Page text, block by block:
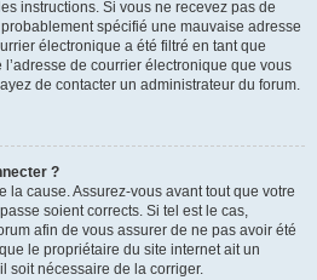
instructions. Si vous ne recevez pas de
spécifié une mauvaise adresse
électronique a été filtré en tant que
de courrier électronique que vous
de contacter un administrateur du forum.
?
la cause. Assurez-vous avant tout que votre
soient corrects. Si tel est le cas,
afin de vous assurer de ne pas avoir été
le propriétaire du site internet ait un
soit nécessaire de la corriger.